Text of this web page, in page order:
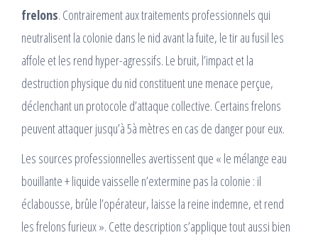
frelons. Contrairement aux traitements professionnels qui
neutralisent la colonie dans le nid avant la fuite, le tir au fusil les
affole et les rend hyper-agressifs. Le bruit, l’impact et la
destruction physique du nid constituent une menace perçue,
déclenchant un protocole d’attaque collective.​ Certains frelons
peuvent attaquer jusqu’à 5à mètres en cas de danger pour eux.
Les sources professionnelles avertissent que « le mélange eau
bouillante + liquide vaisselle n’extermine pas la colonie : il
éclabousse, brûle l’opérateur, laisse la reine indemne, et rend
les frelons furieux ». Cette description s’applique tout aussi bien